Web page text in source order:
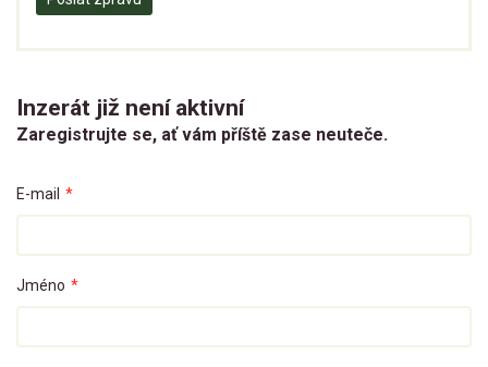
Inzerát již není aktivní
Zaregistrujte se, ať vám příště zase neuteče.
E-mail *
Jméno *